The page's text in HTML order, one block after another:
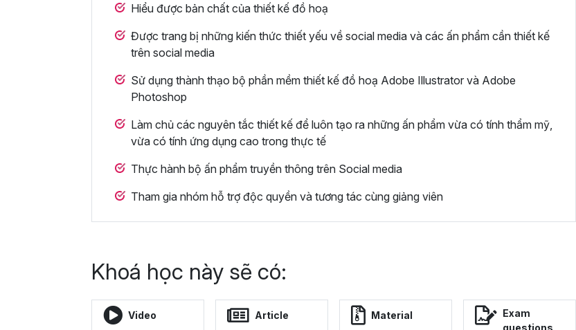
Hiểu được bản chất của thiết kế đồ hoạ
Được trang bị những kiến thức thiết yếu về social media và các ấn phẩm cần thiết kế
trên social media
Sử dụng thành thạo bộ phần mềm thiết kế đồ hoạ Adobe Illustrator và Adobe
Photoshop
Làm chủ các nguyên tắc thiết kế để luôn tạo ra những ấn phẩm vừa có tính thẩm mỹ,
vừa có tính ứng dụng cao trong thực tế
Thực hành bộ ấn phẩm truyền thông trên Social media
Tham gia nhóm hỗ trợ độc quyền và tương tác cùng giảng viên
Khoá học này sẽ có:
Video
Article
Material
Exam
questions